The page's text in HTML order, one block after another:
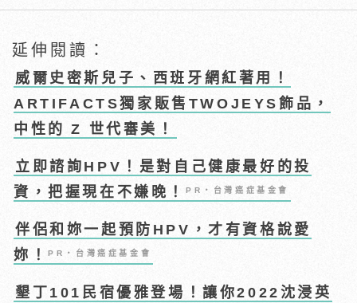
延伸閱讀：
威爾史密斯兒子、西班牙網紅著用！
ARTIFACTS獨家販售TWOJEYS飾品，
中性的 Z 世代審美！
立即諮詢HPV！是對自己健康最好的投
資，把握現在不嫌晚！PR・台灣癌症基金會
伴侶和妳一起預防HPV，才有資格說愛
妳！PR・台灣癌症基金會
墾丁101民宿優雅登場！讓你2022沈浸英